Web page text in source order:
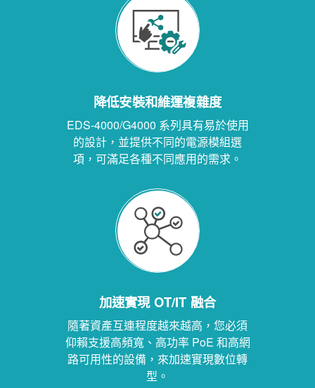
降低安裝和維運複雜度
EDS-4000/G4000 系列具有易於使用
的設計，並提供不同的電源模組選
項，可滿足各種不同應用的需求。
加速實現 OT/IT 融合
隨著資產互連程度越來越高，您必須
仰賴支援高頻寬、高功率 PoE 和高網
路可用性的設備，來加速實現數位轉
型。